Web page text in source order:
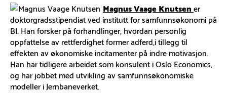
Magnus Vaage Knutsener
doktorgradsstipendiat ved institutt for samfunnsøkonomi på
BI. Han forsker på forhandlinger, hvordan personlig
oppfattelse av rettferdighet former adferd,i tillegg til
effekten av økonomiske incitamenter på indre motivasjon.
Han har tidligere arbeidet som konsulent i Oslo Economics,
og har jobbet med utvikling av samfunnsøkonomiske
modeller i Jernbaneverket.